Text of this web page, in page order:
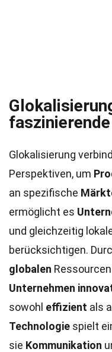
Glokalisierung
Perspektiven, um
an spezifische
ermöglicht es
und gleichzeitig
berücksichtigen.
globalen
Unternehmen
sowohl effizient als
Technologie spielt
sie Kommunikation